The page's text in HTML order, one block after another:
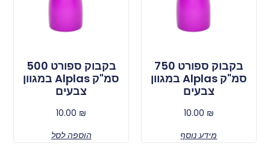
בקבוק ספורט 750
סמ"ק Alplas במגוון
צבעים
10.00 ₪
מידע נוסף
בקבוק ספורט 500
סמ"ק Alplas במגוון
צבעים
10.00 ₪
הוספה לסל